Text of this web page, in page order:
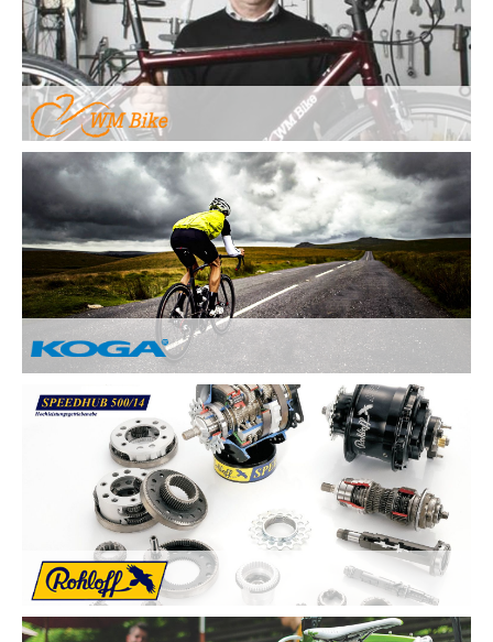
Nach Ihren Vorstellungen fertigen wir individuelle und
einzigartige Räder und sind erst zufrieden, wenn Sie zufrieden
sind. Deswegen legen wir besonderen Wert auf:
Kundenzufriedenheit durch Individuelle
Kundenberatung
Sicherheit und Fahrkomfort durch hochwertige
Komponenten
...
Von Hand gebaute Perfektion.
Alle KOGA Fahrräder werden von Hand in Holland gefertigt
und bestechen durch tolles Design. KOGA bietet eine breite
Auswahl an qualitativ Hochwertigen Elektrorädern, City-Bikes,
Trekking- und Reiserädern, Mountainbikes und Rennrädern.
Die Rohloff SPEEDHUB 500/14 wurde für Profis und